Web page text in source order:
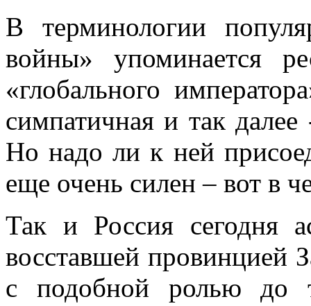
В терминологии
войны» упоминается
«глобального
симпатичная и так
Но надо ли к ней
еще очень силен – вот в
Так и Россия сегодня
восставшей провинцией
с подобной ролью до